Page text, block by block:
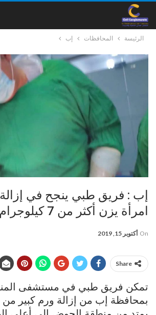
الرئيسة المحافظات إب
إب : فريق طبي ينجح في
امرأة يزن أكثر من 7 كيلوجرام
On أكتوبر 15, 2019
Share
تمكن فريق طبي في مستشفى
بمحافظة إب من إزالة ورم كبير من